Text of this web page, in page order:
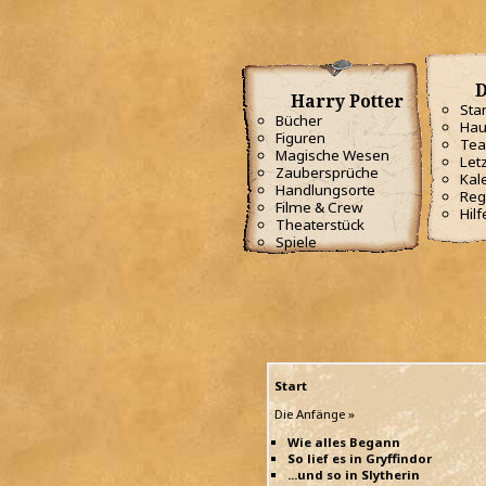
Harry Potter
Bücher
Figuren
Magische Wesen
Zaubersprüche
Handlungsorte
Filme & Crew
Theaterstück
Spiele
Start
Die Anfänge »
Wie alles Begann
So lief es in Gryffindor
...und so in Slytherin